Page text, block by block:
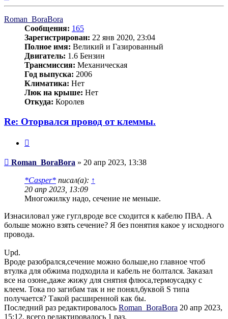
Roman_BoraBora
Сообщения: 165
Зарегистрирован: 22 янв 2020, 23:04
Полное имя: Великий и Газированный
Двигатель: 1.6 Бензин
Трансмиссия: Механическая
Год выпуска: 2006
Климатика: Нет
Люк на крыше: Нет
Откуда: Королев
Re: Оторвался провод от клеммы.
Сообщение
Roman_BoraBora » 20 апр 2023, 13:38
*Casper* писал(а): ↑
20 апр 2023, 13:09
Многожилку надо, сечение не меньше.
Изнасиловал уже гугл,вроде все сходится к кабелю ПВА. А
больше можно взять сечение? Я без понятия какое у исходного
провода.
Upd.
Вроде разобрался,сечение можно больше,но главное чтоб
втулка для обжима подходила и кабель не болтался. Заказал
все на озоне,даже жижу для снятия флюса,термоусадку с
клеем. Тока по загибам так и не понял,буквой S типа
получается? Такой расширенной как бы.
Последний раз редактировалось Roman_BoraBora 20 апр 2023,
15:12, всего редактировалось 1 раз.